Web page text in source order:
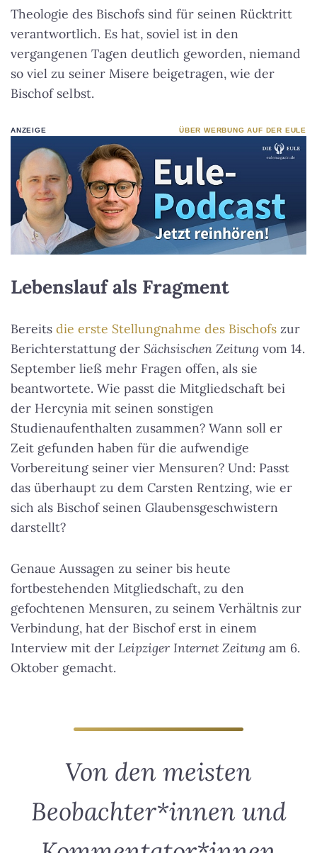
Theologie des Bischofs sind für seinen Rücktritt
verantwortlich. Es hat, soviel ist in den
vergangenen Tagen deutlich geworden, niemand
so viel zu seiner Misere beigetragen, wie der
Bischof selbst.
ANZEIGE ÜBER WERBUNG AUF DER EULE
Lebenslauf als Fragment
Bereits die erste Stellungnahme des Bischofs zur
Berichterstattung der Sächsischen Zeitung vom 14.
September ließ mehr Fragen offen, als sie
beantwortete. Wie passt die Mitgliedschaft bei
der Hercynia mit seinen sonstigen
Studienaufenthalten zusammen? Wann soll er
Zeit gefunden haben für die aufwendige
Vorbereitung seiner vier Mensuren? Und: Passt
das überhaupt zu dem Carsten Rentzing, wie er
sich als Bischof seinen Glaubensgeschwistern
darstellt?
Genaue Aussagen zu seiner bis heute
fortbestehenden Mitgliedschaft, zu den
gefochtenen Mensuren, zu seinem Verhältnis zur
Verbindung, hat der Bischof erst in einem
Interview mit der Leipziger Internet Zeitung am 6.
Oktober gemacht.
Von den meisten
Beobachter*innen und